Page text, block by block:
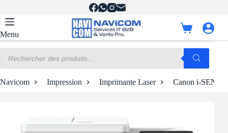
contenu
Menu
Panier
d’achat
produits
Navicom Impression Imprimante Laser Canon i-